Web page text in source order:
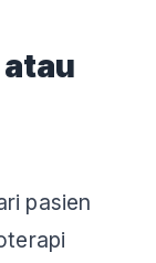
pasien